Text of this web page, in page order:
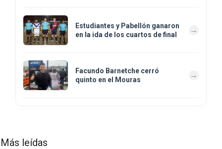
Estudiantes y Pabellón ganaron
en la ida de los cuartos de final
Facundo Barnetche cerró
quinto en el Mouras
Más leídas